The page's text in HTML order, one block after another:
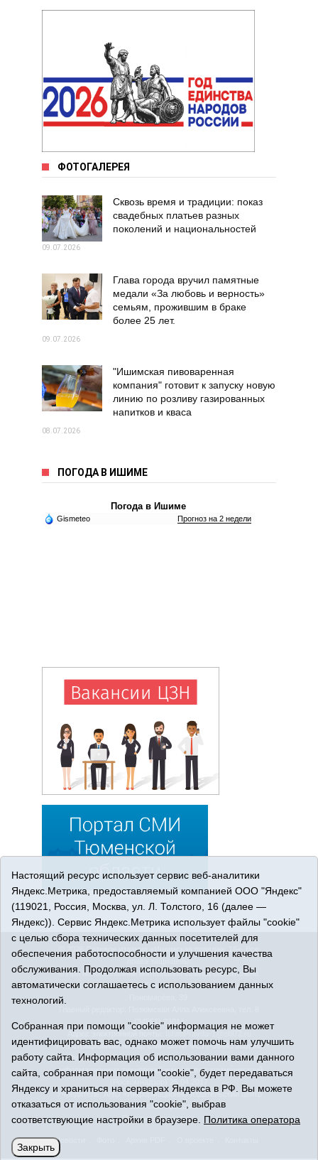
ФОТОГАЛЕРЕЯ
Сквозь время и традиции: показ
свадебных платьев разных
поколений и национальностей
09.07.2026
Глава города вручил памятные
медали «За любовь и верность»
семьям, прожившим в браке
более 25 лет.
09.07.2026
"Ишимская пивоваренная
компания" готовит к запуску новую
линию по розливу газированных
напитков и кваса
08.07.2026
ПОГОДА В ИШИМЕ
Погода в Ишиме
Gismeteo Прогноз на 2 недели
© 2026 Сетевое издание «Ишимская правда». 16+. Все
права защищены.
© При использовании материалов ссылка обязательна.
Адрес редакции: 627750 Тюменская область, г. Ишим, ул.
(34551) 23814
Адрес электронной почты:
IshimPravda-1@obl72.ru
Регистрационный номер СМИ Эл № ФС77-69445 выдано
Федеральной службой по надзору в сфере связи,
информационных технологий и массовых коммуникаций
Учредитель: АНО «Информационно-издательский центр
«Ишимская правда».
Политика оператора
Новости
Настоящий ресурс использует сервис веб-аналитики
Яндекс.Метрика, предоставляемый компанией ООО "Яндекс"
(119021, Россия, Москва, ул. Л. Толстого, 16 (далее —
Яндекс)). Сервис Яндекс.Метрика использует файлы "cookie"
с целью сбора технических данных посетителей для
обеспечения работоспособности и улучшения качества
обслуживания. Продолжая использовать ресурс, Вы
автоматически соглашаетесь с использованием данных
технологий.
Собранная при помощи "cookie" информация не может
идентифицировать вас, однако может помочь нам улучшить
работу сайта. Информация об использовании вами данного
сайта, собранная при помощи "cookie", будет передаваться
Яндексу и храниться на серверах Яндекса в РФ. Вы можете
отказаться от использования "cookie", выбрав
соответствующие настройки в браузере. Политика оператора
Закрыть